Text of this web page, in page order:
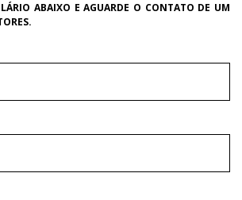
ABAIXO E AGUARDE O CONTATO DE UM